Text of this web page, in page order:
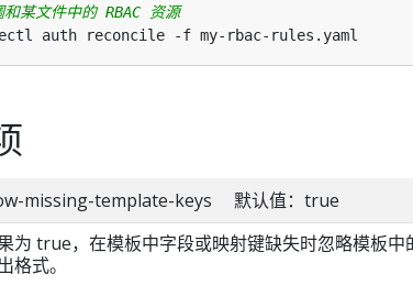
某文件中的 RBAC 资源
missing-template-keys 默认值：true
为 true，在模板中字段或映射键缺失时忽略模板
格式。